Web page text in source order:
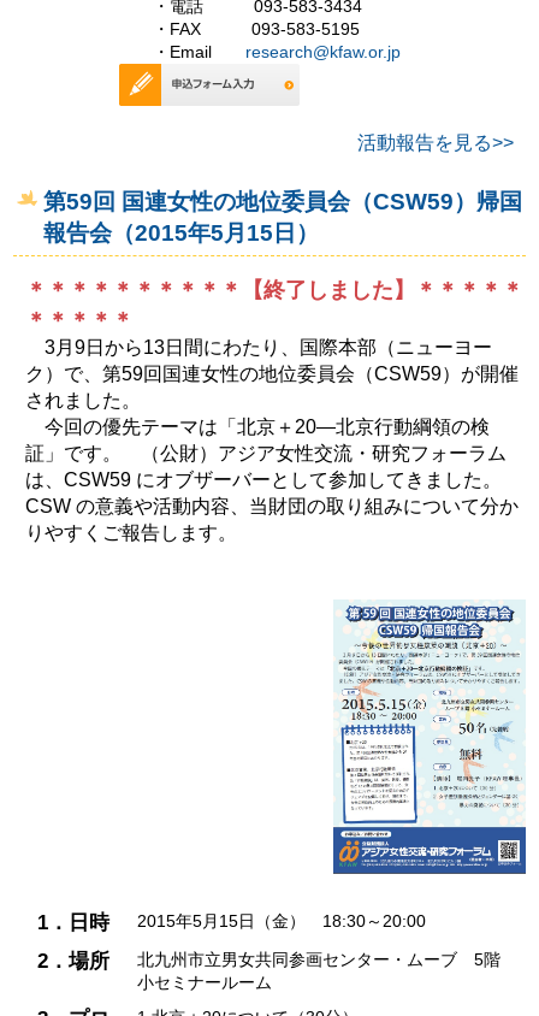
・電話 093-583-3434
・FAX 093-583-5195
・Email research@kfaw.or.jp
活動報告を見る>>
第59回 国連女性の地位委員会（CSW59）帰国
報告会（2015年5月15日）
＊＊＊＊＊＊＊＊＊＊【終了しました】＊＊＊＊＊
＊＊＊＊＊
3月9日から13日間にわたり、国際本部（ニューヨー
ク）で、第59回国連女性の地位委員会（CSW59）が開催
されました。
今回の優先テーマは「北京＋20―北京行動綱領の検
証」です。 （公財）アジア女性交流・研究フォーラム
は、CSW59 にオブザーバーとして参加してきました。
CSW の意義や活動内容、当財団の取り組みについて分か
りやすくご報告します。
1．日時 2015年5月15日（金） 18:30～20:00
2．場所
北九州市立男女共同参画センター・ムーブ 5階
小セミナールーム